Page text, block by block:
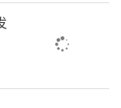
吉林省保健
康营销公司
，坐拥多项